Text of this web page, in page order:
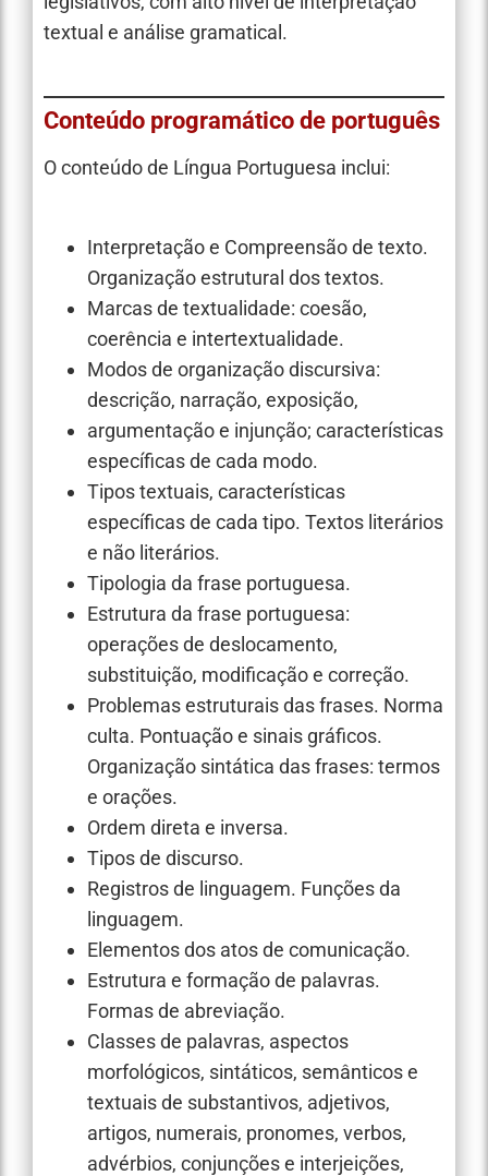
textual e análise gramatical.
Conteúdo programático de português
O conteúdo de Língua Portuguesa inclui:
Interpretação e Compreensão de texto.
Organização estrutural dos textos.
Marcas de textualidade: coesão,
coerência e intertextualidade.
Modos de organização discursiva:
descrição, narração, exposição,
argumentação e injunção; características
específicas de cada modo.
Tipos textuais, características
específicas de cada tipo. Textos literários
e não literários.
Tipologia da frase portuguesa.
Estrutura da frase portuguesa:
operações de deslocamento,
substituição, modificação e correção.
Problemas estruturais das frases. Norma
culta. Pontuação e sinais gráficos.
Organização sintática das frases: termos
e orações.
Ordem direta e inversa.
Tipos de discurso.
Registros de linguagem. Funções da
linguagem.
Elementos dos atos de comunicação.
Estrutura e formação de palavras.
Formas de abreviação.
Classes de palavras, aspectos
morfológicos, sintáticos, semânticos e
textuais de substantivos, adjetivos,
artigos, numerais, pronomes, verbos,
advérbios, conjunções e interjeições,